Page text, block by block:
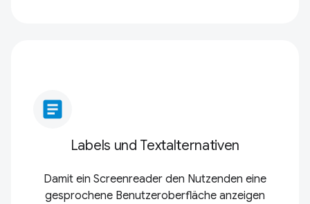
article
Labels und Textalternativen
Damit ein Screenreader den Nutzenden eine
gesprochene Benutzeroberfläche anzeigen